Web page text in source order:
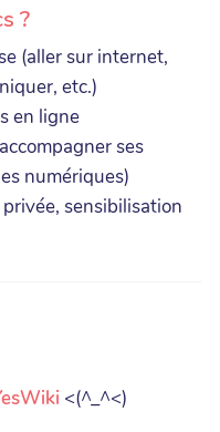
?
(aller sur internet,
etc.)
en ligne
ses
numériques)
sensibilisation
<(^_^<)